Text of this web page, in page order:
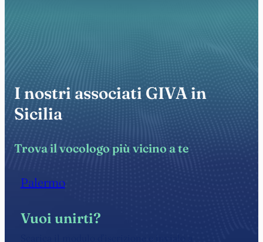
I nostri associati GIVA in
Sicilia
Trova il vocologo più vicino a te
Palermo
Vuoi unirti?